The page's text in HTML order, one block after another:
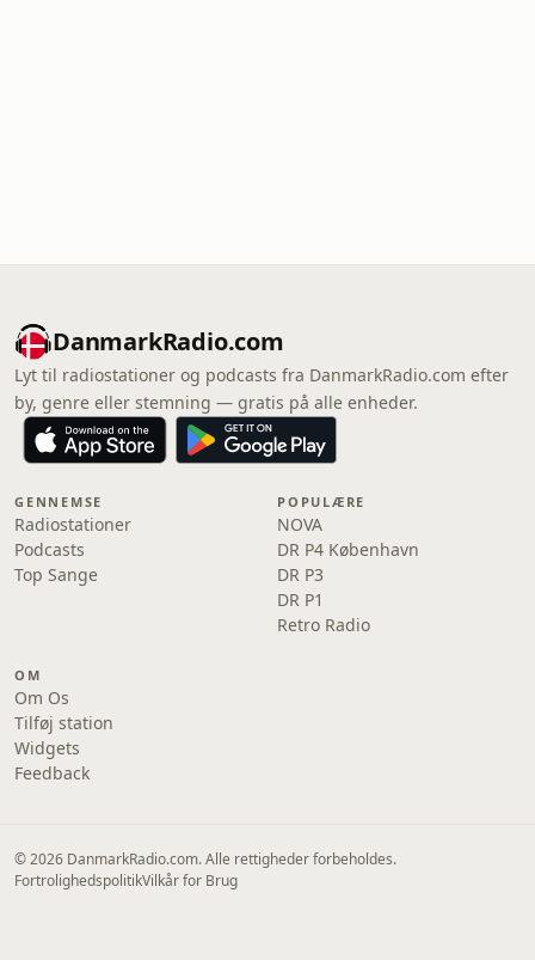
DanmarkRadio.com
Lyt til radiostationer og podcasts fra DanmarkRadio.com efter
by, genre eller stemning — gratis på alle enheder.
GENNEMSE
Radiostationer
Podcasts
Top Sange
POPULÆRE
NOVA
DR P4 København
DR P3
DR P1
Retro Radio
OM
Om Os
Tilføj station
Widgets
Feedback
© 2026 DanmarkRadio.com. Alle rettigheder forbeholdes.
FortrolighedspolitikVilkår for Brug